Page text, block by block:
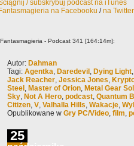
/ subskrybuj podcast na iTunes
na Facebooku /na
Fantasmagieria - Podcast 341 [164:14m]:
Autor: Dahman
Tagi: Agentka Daredevil Dying Light
Jack Reacher Jessica Jones
Steel Master of Orion Metal Gear
Sky Not A Hero podcast Quantum
Citizen V Valhalla Hills Wakacje
Opublikowane w Gry PC/Video film
25